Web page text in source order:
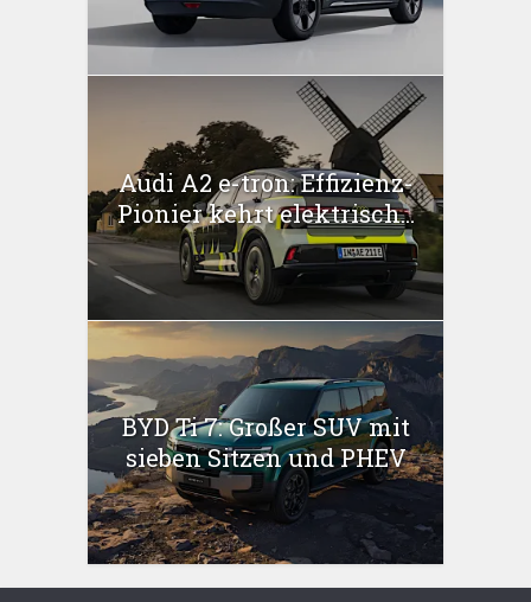
Audi A2 e-tron: Effizienz-
Pionier kehrt elektrisch...
BYD Ti 7: Großer SUV mit
sieben Sitzen und PHEV